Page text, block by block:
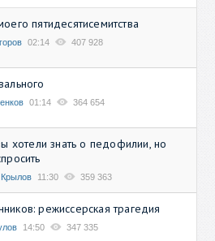
пятидесятисемитства
02:14 407 928
01:14 364 654
хотели знать о педофилии, но
Крылов 11:30 359 363
режиссерская трагедия
14:50 347 335